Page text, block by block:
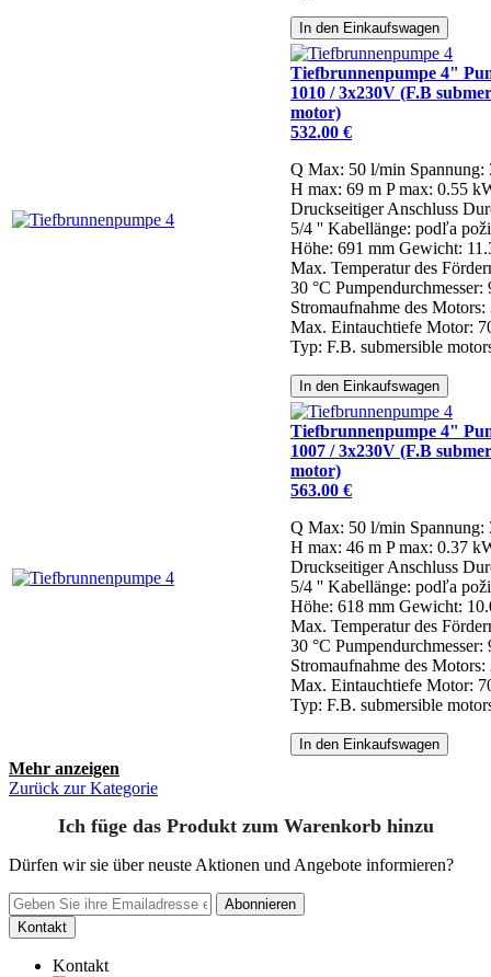
In den Einkaufswagen
Tiefbrunnenpumpe 4"
1010 / 3x230V (F.B
motor)
532.00 €
Q Max: 50 l/min
H max: 69 m P max: 0.55
Druckseitiger Anschluss
5/4 '' Kabellänge: podľa
Höhe: 691 mm Gewicht:
Max. Temperatur des
30 °C Pumpendurchmesser:
Stromaufnahme des Motors:
Max. Eintauchtiefe Motor:
Typ: F.B. submersible
In den Einkaufswagen
Tiefbrunnenpumpe 4"
1007 / 3x230V (F.B
motor)
563.00 €
Q Max: 50 l/min
H max: 46 m P max: 0.37
Druckseitiger Anschluss
5/4 '' Kabellänge: podľa
Höhe: 618 mm Gewicht:
Max. Temperatur des
30 °C Pumpendurchmesser:
Stromaufnahme des Motors:
Max. Eintauchtiefe Motor:
Typ: F.B. submersible
In den Einkaufswagen
Mehr anzeigen
Zurück zur Kategorie
Ich füge das Produkt zum Warenkorb hinzu
Dürfen wir sie über neuste Aktionen und Angebote informieren?
Abonnieren
Kontakt
Kontakt